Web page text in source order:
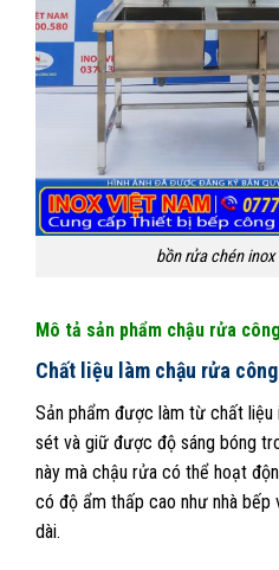
bồn rửa chén inox
Mô tả sản phẩm chậu rửa
Chất liệu làm chậu rửa
Sản phẩm được làm từ chất
sét và giữ được độ sáng bóng
này mà chậu rửa có thể hoạt
có độ ẩm thấp cao như nhà
dài.